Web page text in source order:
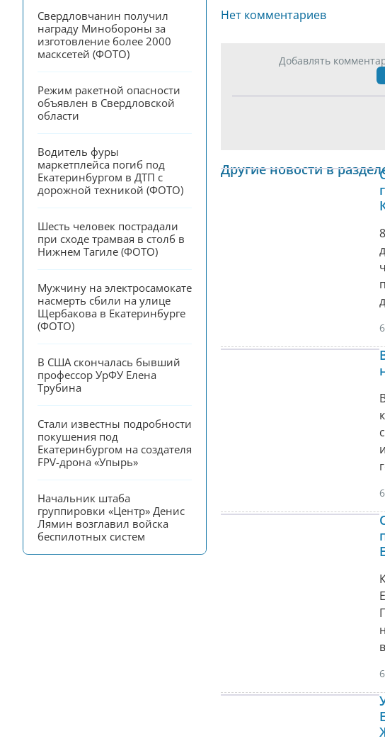
Свердловчанин получил
награду Минобороны за
изготовление более 2000
масксетей (ФОТО)
Режим ракетной опасности
объявлен в Свердловской
области
Водитель фуры
маркетплейса погиб под
Екатеринбургом в ДТП с
дорожной техникой (ФОТО)
Шесть человек пострадали
при сходе трамвая в столб в
Нижнем Тагиле (ФОТО)
Мужчину на электросамокате
насмерть сбили на улице
Щербакова в Екатеринбурге
(ФОТО)
В США скончалась бывший
профессор УрФУ Елена
Трубина
Стали известны подробности
покушения под
Екатеринбургом на создателя
FPV-дрона «Упырь»
Начальник штаба
группировки «Центр» Денис
Лямин возглавил войска
беспилотных систем
Нет комментариев
Добавлять
Другие новости в